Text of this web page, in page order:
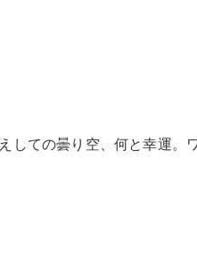
しての曇り空、何と幸運。